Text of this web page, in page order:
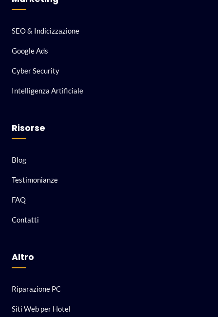
SEO & Indicizzazione
Google Ads
Cyber Security
Intelligenza Artificiale
Risorse
Blog
Testimonianze
FAQ
Contatti
Altro
Riparazione PC
Siti Web per Hotel